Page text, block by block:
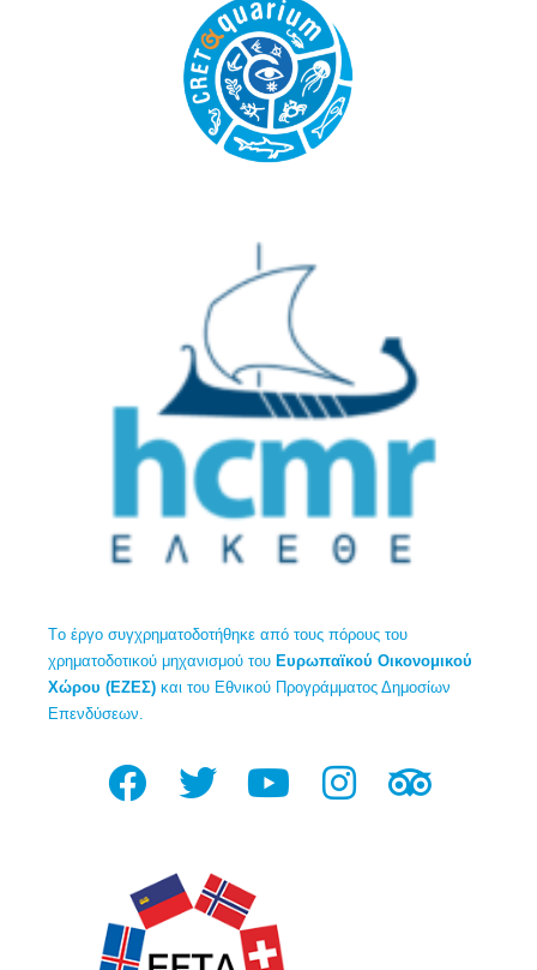
Tο έργο συγχρηματοδοτήθηκε από τους πόρους του
χρηματοδοτικού μηχανισμού του Ευρωπαϊκού Οικονομικού
Χώρου (ΕΖΕΣ) και του Εθνικού Προγράμματος Δημοσίων
Επενδύσεων.